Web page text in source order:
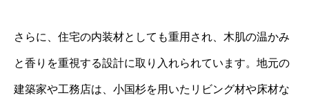
さらに、住宅の内装材としても重用され、木肌の温かみ
と香りを重視する設計に取り入れられています。地元の
建築家や工務店は、小国杉を用いたリビング材や床材な